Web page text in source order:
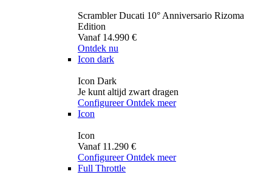
Scrambler Ducati 10° Anniversario Rizoma
Edition
Vanaf 14.990 €
Ontdek nu
Icon dark
Icon Dark
Je kunt altijd zwart dragen
Configureer Ontdek meer
Icon
Icon
Vanaf 11.290 €
Configureer Ontdek meer
Full Throttle